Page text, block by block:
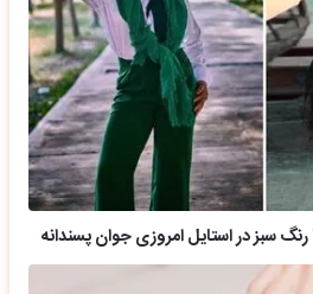
سبز در استایل امروزی جوان پسندانه